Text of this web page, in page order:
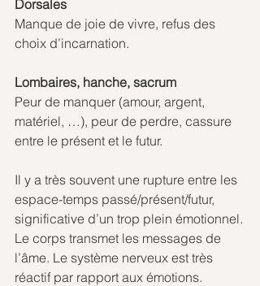
Dorsales
Manque de joie de vivre, refus des
choix d’incarnation.
Lombaires, hanche, sacrum
Peur de manquer (amour, argent,
matériel, …), peur de perdre, cassure
entre le présent et le futur.
Il y a très souvent une rupture entre les
espace-temps passé/présent/futur,
significative d’un trop plein émotionnel.
Le corps transmet les messages de
l’âme. Le système nerveux est très
réactif par rapport aux émotions.